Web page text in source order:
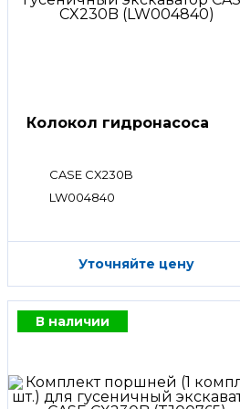
Колокол гидронасоса
CASE CX230B
LW004840
Уточняйте цену
В наличии